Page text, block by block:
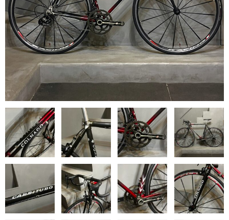
MB WEAR エムビーウェア
SURLY サーリー
WINSPACE ウィンスペース
YOELEO ヨーレオ
CONTACT
HOME